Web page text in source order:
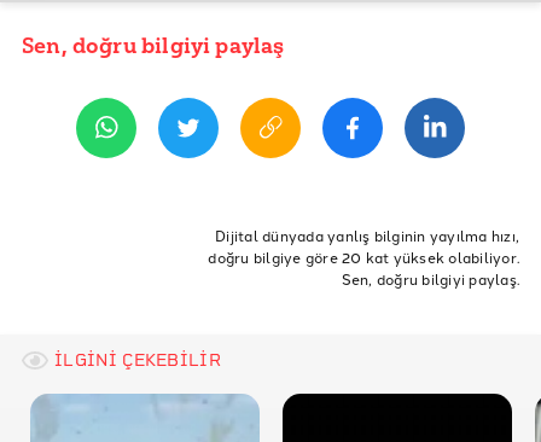
YAYIN TARİHİ
Fact-checking
dp atölye
edirne
edirne atölyesi
Sen, doğru bilgiyi paylaş
Dijital dünyada yanlış bilginin yayılma hızı,
doğru bilgiye göre 20 kat yüksek olabiliyor.
Sen, doğru bilgiyi paylaş.
İLGİNİ ÇEKEBİLİR